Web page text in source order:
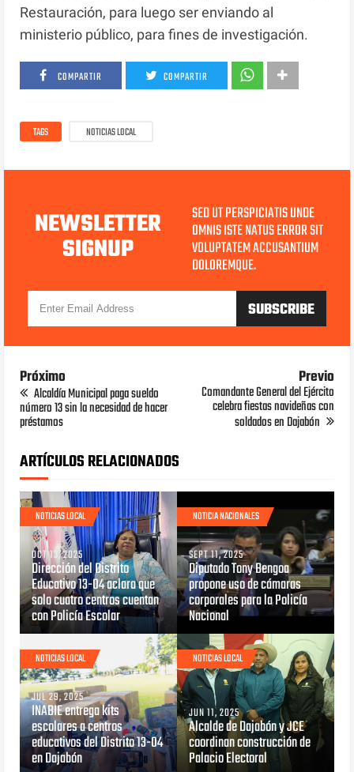
Restauración, para luego ser enviando al
ministerio público, para fines de investigación.
COMPARTIR COMPARTIR
TAGS NOTICIAS LOCAL
NEWSLETTER
SIGNUP
SED UT PERSPICIATIS UNDE
OMNIS ISTE NATUS ERROR SIT
VOLUPTATEM ACCUSANTIUM
DOLOREMQUE.
Próximo
Alcaldía Municipal paga sueldo
número 13 sin la necesidad de hacer
préstamos
Previo
Comandante General del Ejército
celebra fiestas navideñas con
soldados en Dajabón
ARTÍCULOS RELACIONADOS
NOTICIAS LOCAL
OCT 13, 2025
Dirección del Distrito
Educativo 13-04 aclara que
solo cuatro centros cuentan
con Policía Escolar
NOTICIA NACIONALES
SEPT 11, 2025
Diputado Tony Bengoa
propone uso de cámaras
corporales para la Policía
Nacional
NOTICIAS LOCAL
JUL 29, 2025
INABIE entrega kits
escolares a centros
educativos del Distrito 13-04
en Dajabón
NOTICIAS LOCAL
JUN 11, 2025
Alcalde de Dajabón y JCE
coordinan construcción de
Palacio Electoral